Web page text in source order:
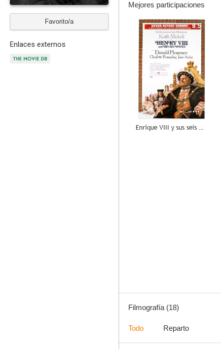
Favorito/a
Enlaces externos
Mejores participaciones
8.5
Enrique VIII y sus seis mujeres
Filmografía (18)
Todo Reparto